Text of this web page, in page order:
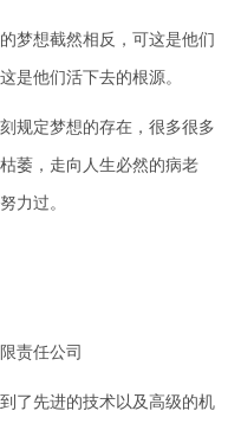
想截然相反，可这是他们
是他们活下去的根源。
定梦想的存在，很多很多
萎，走向人生必然的病老
力过。
责任公司
先进的技术以及高级的机